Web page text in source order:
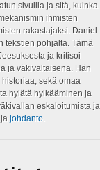
sivuilla ja sitä, kuinka
ihmisten
rakastajaksi. Daniel
tekstien pohjalta. Tämä
ja kritisoi
ja väkivaltaisena. Hän
sekä omaa
hylätä hylkääminen ja
eskaloitumista ja
johdanto.